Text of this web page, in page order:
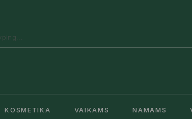
KOSMETIKA VAIKAMS NAMAMS